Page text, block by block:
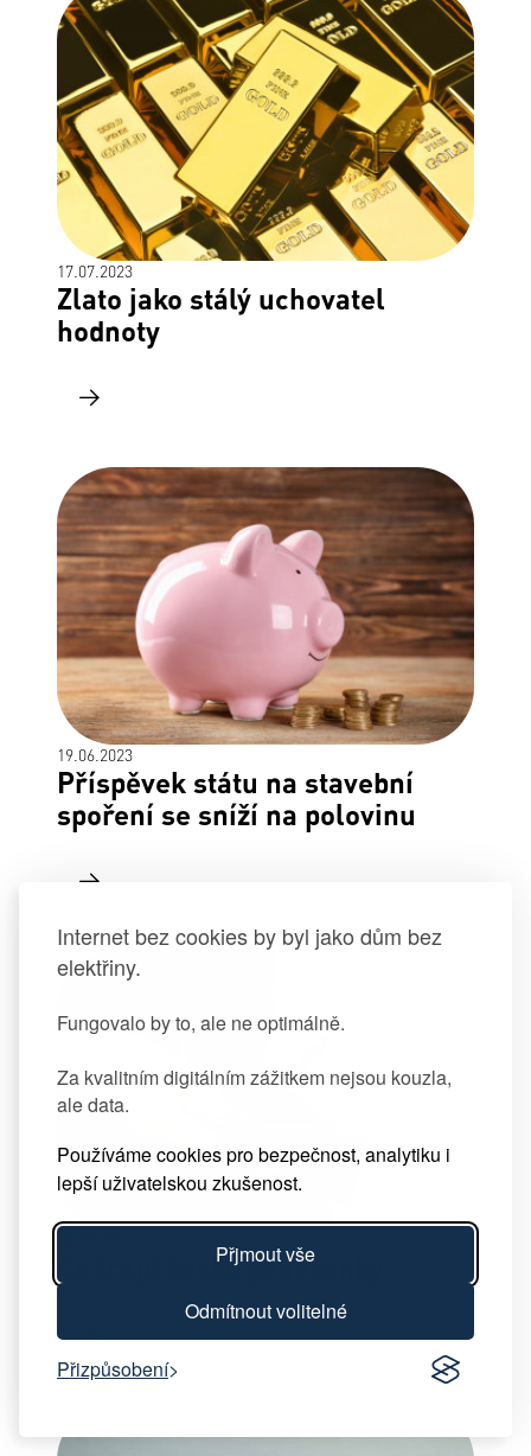
Internet bez cookies by byl jako dům bez
elektřiny.
Fungovalo by to, ale ne optimálně.
Za kvalitním digitálním zážitkem nejsou kouzla,
ale data.
Používáme cookies pro bezpečnost, analytiku i
lepší uživatelskou zkušenost.
Přjmout vše
Odmítnout volitelné
Přizpůsobení
17.07.2023
Zlato jako stálý uchovatel
hodnoty
19.06.2023
Příspěvek státu na stavební
spoření se sníží na polovinu
Co trápí české peněženky